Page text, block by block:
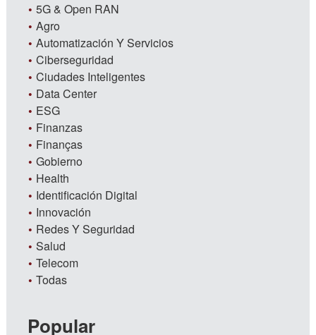
5G & Open RAN
Agro
Automatización Y Servicios
Ciberseguridad
Ciudades Inteligentes
Data Center
ESG
Finanzas
Finanças
Gobierno
Health
Identificación Digital
Innovación
Redes Y Seguridad
Salud
Telecom
Todas
Popular